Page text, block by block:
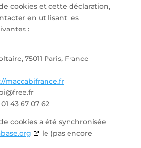
cookies et cette déclaration,
en utilisant les
:
75011 Paris, France
maccabifrance.fr
43 67 07 62
cookies a été synchronisée
le (pas encore